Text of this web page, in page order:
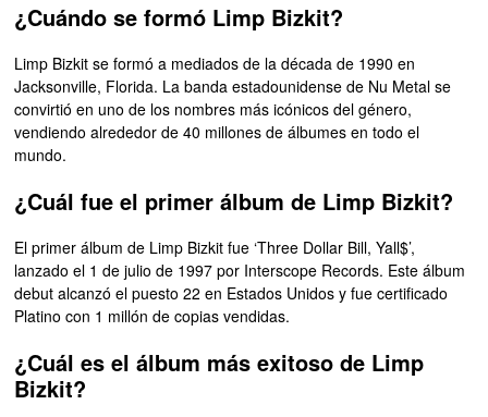
¿Cuándo se formó Limp Bizkit?
Limp Bizkit se formó a mediados de la década de 1990 en
Jacksonville, Florida. La banda estadounidense de Nu Metal se
convirtió en uno de los nombres más icónicos del género,
vendiendo alrededor de 40 millones de álbumes en todo el
mundo.
¿Cuál fue el primer álbum de Limp Bizkit?
El primer álbum de Limp Bizkit fue ‘Three Dollar Bill, Yall$’,
lanzado el 1 de julio de 1997 por Interscope Records. Este álbum
debut alcanzó el puesto 22 en Estados Unidos y fue certificado
Platino con 1 millón de copias vendidas.
¿Cuál es el álbum más exitoso de Limp
Bizkit?